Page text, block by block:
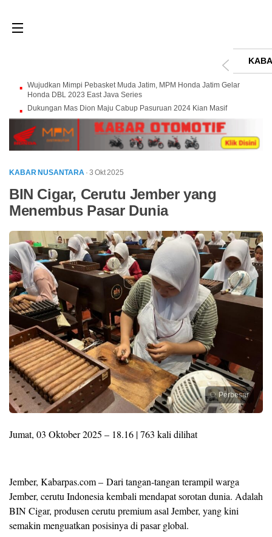
Wujudkan Mimpi Pebasket Muda Jatim, MPM Honda Jatim Gelar
Honda DBL 2023 East Java Series
Dukungan Mas Dion Maju Cabup Pasuruan 2024 Kian Masif
KABAR NUSANTARA · 3 Okt 2025
BIN Cigar, Cerutu Jember yang
Menembus Pasar Dunia
Perbesar
Jumat, 03 Oktober 2025 – 18.16 | 763 kali dilihat
Jember, Kabarpas.com – Dari tangan-tangan terampil warga
Jember, cerutu Indonesia kembali mendapat sorotan dunia. Adalah
BIN Cigar, produsen cerutu premium asal Jember, yang kini
semakin menguatkan posisinya di pasar global.